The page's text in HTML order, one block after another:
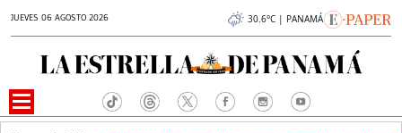
JUEVES 06 AGOSTO 2026 30.6°C | PANAMÁ